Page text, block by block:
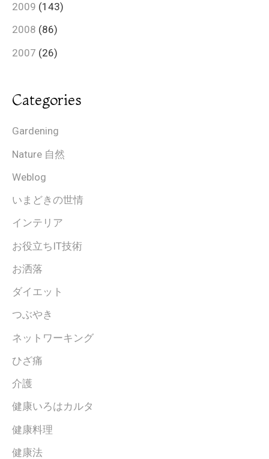
2009 (143)
2008 (86)
2007 (26)
Categories
Gardening
Nature 自然
Weblog
いまどきの世情
インテリア
お役立ちIT技術
お洒落
ダイエット
つぶやき
ネットワーキング
ひざ痛
介護
健康いろはカルタ
健康料理
健康法